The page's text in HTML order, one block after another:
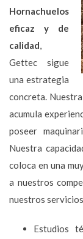
Hornachuelos
eficaz y de
calidad,
Gettec sigue
una estrategia
concreta.
acumula
poseer
Nuestra
coloca en una
a nuestros
nuestros
Estudios